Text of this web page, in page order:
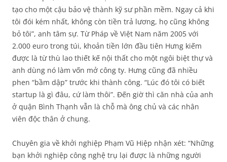
tạo cho một cậu bảo vệ thành kỹ sư phần mềm. Ngay cả khi
tôi đói kém nhất, không còn tiền trả lương, họ cũng không
bỏ tôi”, anh tâm sự. Từ Pháp về Việt Nam năm 2005 với
2.000 euro trong túi, khoản tiền lớn đầu tiên Hưng kiếm
được là từ thù lao thiết kế nội thất cho một ngôi biệt thự và
anh dùng nó làm vốn mở công ty. Hưng cũng đã nhiều
phen “bầm dập” trước khi thành công. “Lúc đó tôi có biết
startup là gì đâu, cứ làm thôi”. Đến giờ thì căn nhà của anh
ở quận Bình Thạnh vẫn là chỗ mà ông chủ và các nhân
viên độc thân ở chung.
Chuyên gia về khởi nghiệp Phạm Vũ Hiệp nhận xét: “Những
bạn khởi nghiệp công nghệ trụ lại được là những người